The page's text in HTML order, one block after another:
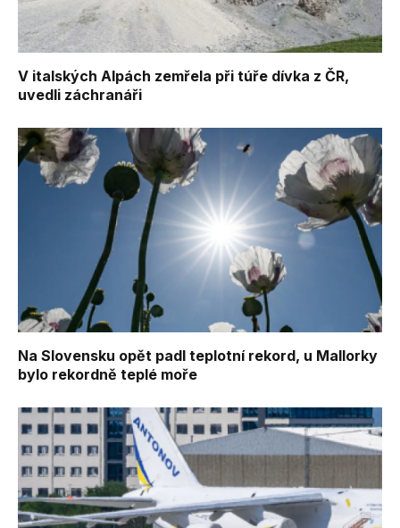
V italských Alpách zemřela při túře dívka z ČR,
uvedli záchranáři
Na Slovensku opět padl teplotní rekord, u Mallorky
bylo rekordně teplé moře